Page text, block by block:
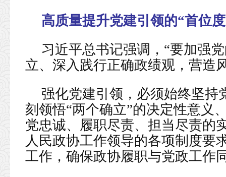
高质量提升党建引领的“首位
习近平总书记强调，“要加强
立、深入践行正确政绩观，营造
强化党建引领，必须始终坚持
刻领悟“两个确立”的决定性意义
党忠诚、履职尽责、担当尽责的
人民政协工作领导的各项制度要
工作，确保政协履职与党政工作